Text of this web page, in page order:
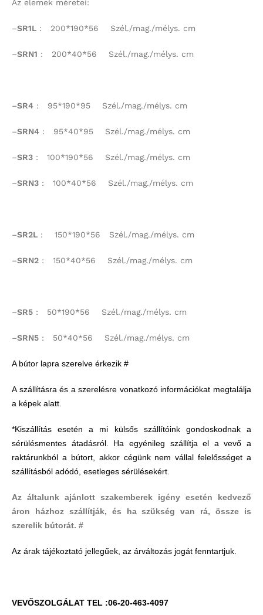
Az elemek méretei:
–SR1L : 200*190*56 Szél./mag./mélys. cm
–SRN1 : 200*40*56 Szél./mag./mélys. cm
–SR4 : 95*190*95 Szél./mag./mélys. cm
–SRN4 : 95*40*95 Szél./mag./mélys. cm
–SR3 : 100*190*56 Szél./mag./mélys. cm
–SRN3 : 100*40*56 Szél./mag./mélys. cm
–SR2L : 150*190*56 Szél./mag./mélys. cm
–SRN2 : 150*40*56 Szél./mag./mélys. cm
–SR5 : 50*190*56 Szél./mag./mélys. cm
–SRN5 : 50*40*56 Szél./mag./mélys. cm
A bútor lapra szerelve érkezik #
A szállításra és a szerelésre vonatkozó információkat megtalálja
a képek alatt.
*Kiszállítás esetén a mi külsős szállítóink gondoskodnak a
sérülésmentes átadásról. Ha egyénileg szállítja el a vevő a
raktárunkból a bútort, akkor cégünk nem vállal felelősséget a
szállításból adódó, esetleges sérülésekért.
Az általunk ajánlott szakemberek igény esetén kedvező
áron házhoz szállítják, és ha szükség van rá, össze is
szerelik bútorát. #
Az árak tájékoztató jellegűek, az árváltozás jogát fenntartjuk.
VEVŐSZOLGÁLAT TEL :06-20-463-4097